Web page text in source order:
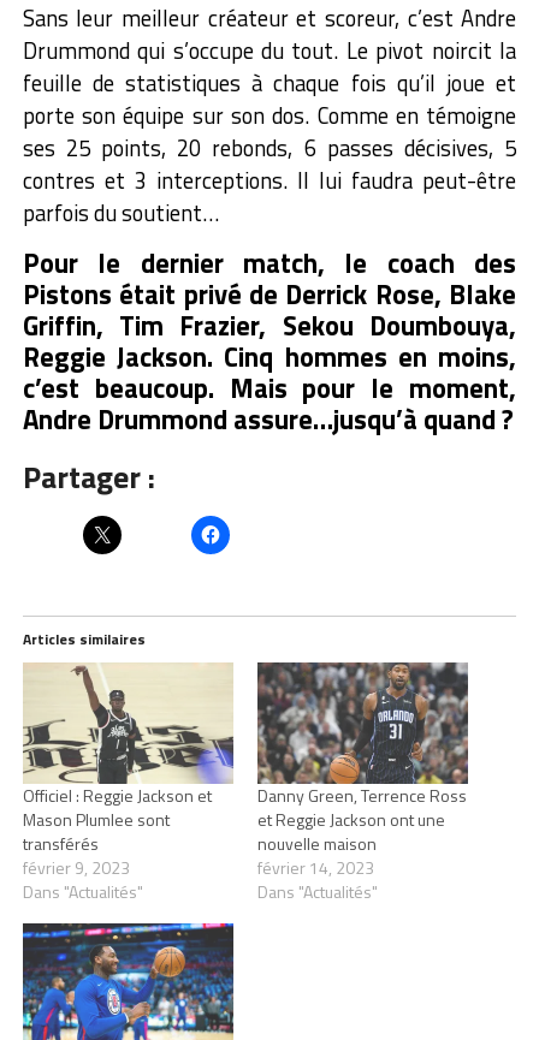
Sans leur meilleur créateur et scoreur, c’est Andre
Drummond qui s’occupe du tout. Le pivot noircit la
feuille de statistiques à chaque fois qu’il joue et
porte son équipe sur son dos. Comme en témoigne
ses 25 points, 20 rebonds, 6 passes décisives, 5
contres et 3 interceptions. Il lui faudra peut-être
parfois du soutient…
Pour le dernier match, le coach des
Pistons était privé de Derrick Rose, Blake
Griffin, Tim Frazier, Sekou Doumbouya,
Reggie Jackson. Cinq hommes en moins,
c’est beaucoup. Mais pour le moment,
Andre Drummond assure…jusqu’à quand ?
Partager :
Articles similaires
Officiel : Reggie Jackson et
Mason Plumlee sont
transférés
février 9, 2023
Dans "Actualités"
Danny Green, Terrence Ross
et Reggie Jackson ont une
nouvelle maison
février 14, 2023
Dans "Actualités"